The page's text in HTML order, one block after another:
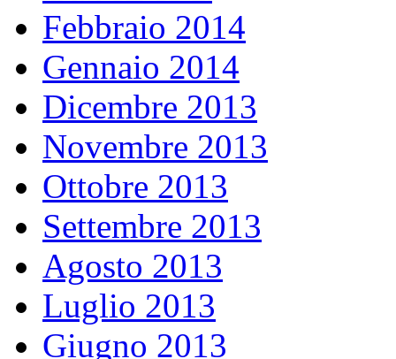
Febbraio 2014
Gennaio 2014
Dicembre 2013
Novembre 2013
Ottobre 2013
Settembre 2013
Agosto 2013
Luglio 2013
Giugno 2013